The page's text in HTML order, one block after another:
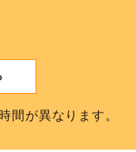
間が異なります。